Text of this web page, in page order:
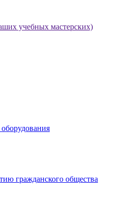
учебных мастерских)
гражданского общества